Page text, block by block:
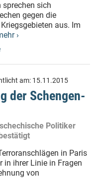
sprechen sich
gegen die
aus. Im
›
am: 15.11.2015
der Schengen-
Politiker
in Paris
in ihrer Linie in Fragen
von